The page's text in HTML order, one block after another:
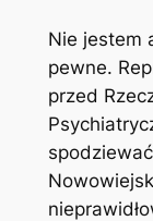
Nie jestem
pewne.
przed